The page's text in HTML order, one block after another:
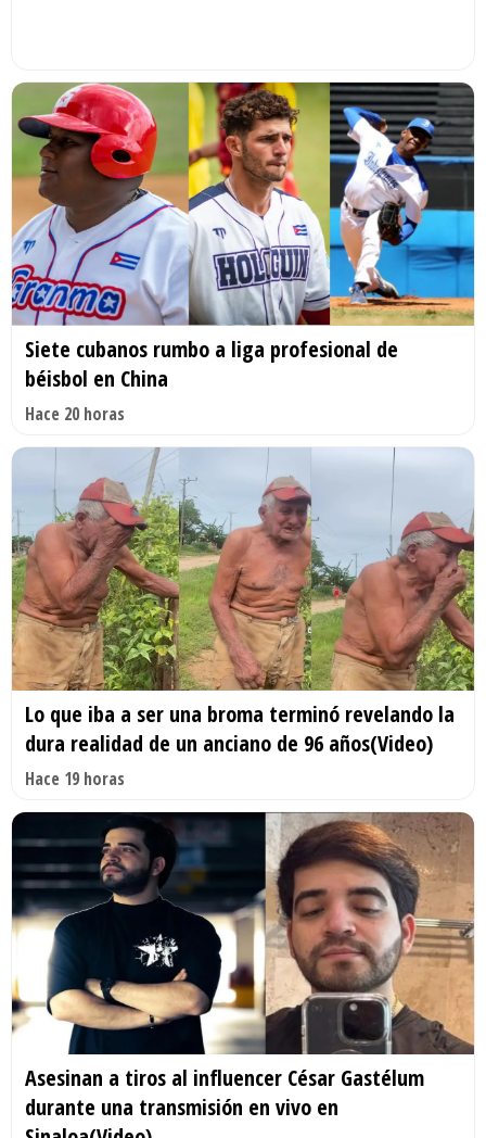
Siete cubanos rumbo a liga profesional de
béisbol en China
Hace 20 horas
Lo que iba a ser una broma terminó revelando la
dura realidad de un anciano de 96 años(Video)
Hace 19 horas
Asesinan a tiros al influencer César Gastélum
durante una transmisión en vivo en